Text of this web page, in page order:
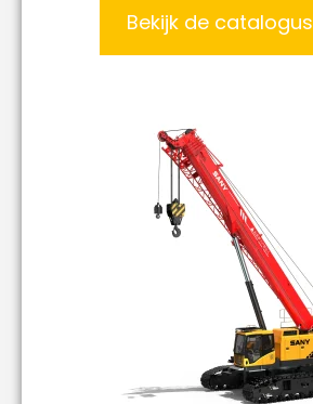
Bekijk de catalogus